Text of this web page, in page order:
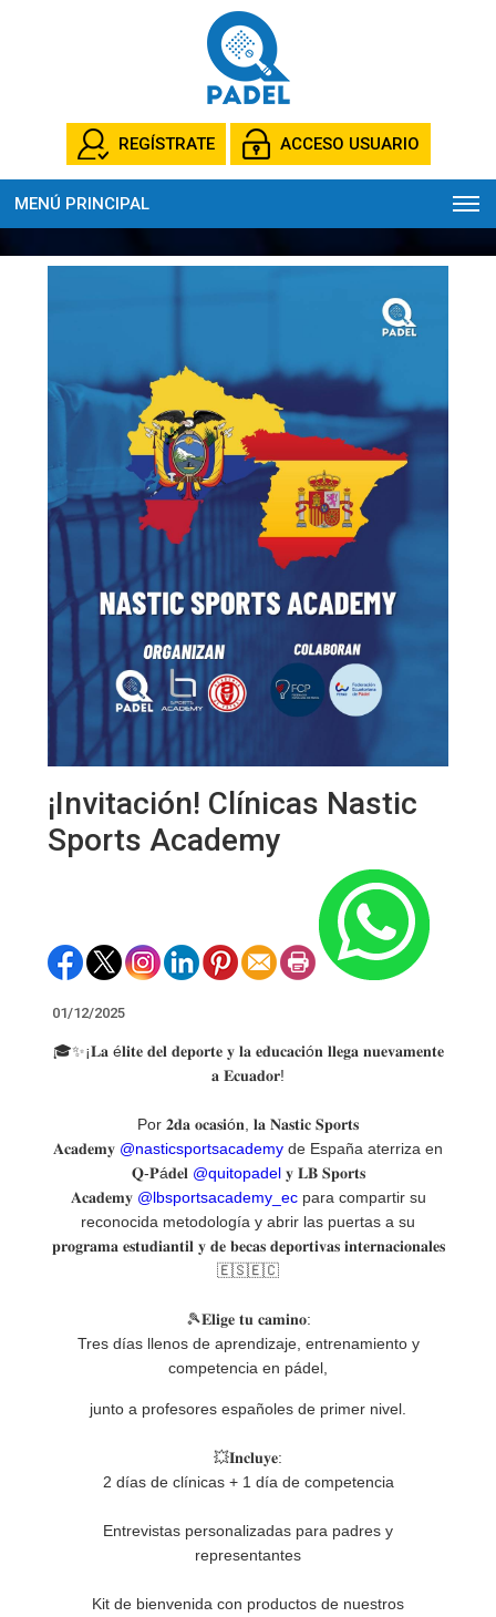
REGÍSTRATE ACCESO USUARIO
MENÚ PRINCIPAL
¡Invitación! Clínicas Nastic
Sports Academy
01/12/2025
🎓✨¡𝐋𝐚 é𝐥𝐢𝐭𝐞 𝐝𝐞𝐥 𝐝𝐞𝐩𝐨𝐫𝐭𝐞 𝐲 𝐥𝐚 𝐞𝐝𝐮𝐜𝐚𝐜𝐢ó𝐧 𝐥𝐥𝐞𝐠𝐚 𝐧𝐮𝐞𝐯𝐚𝐦𝐞𝐧𝐭𝐞
𝐚 𝐄𝐜𝐮𝐚𝐝𝐨𝐫!
Por 𝟐𝐝𝐚 𝐨𝐜𝐚𝐬𝐢ó𝐧, 𝐥𝐚 𝐍𝐚𝐬𝐭𝐢𝐜 𝐒𝐩𝐨𝐫𝐭𝐬
𝐀𝐜𝐚𝐝𝐞𝐦𝐲 @nasticsportsacademy de España aterriza en
𝐐-𝐏á𝐝𝐞𝐥 @quitopadel𝐲 𝐋𝐁 𝐒𝐩𝐨𝐫𝐭𝐬
𝐀𝐜𝐚𝐝𝐞𝐦𝐲 @lbsportsacademy_ecpara compartir su
reconocida metodología y abrir las puertas a su
𝐩𝐫𝐨𝐠𝐫𝐚𝐦𝐚 𝐞𝐬𝐭𝐮𝐝𝐢𝐚𝐧𝐭𝐢𝐥 𝐲 𝐝𝐞 𝐛𝐞𝐜𝐚𝐬 𝐝𝐞𝐩𝐨𝐫𝐭𝐢𝐯𝐚𝐬 𝐢𝐧𝐭𝐞𝐫𝐧𝐚𝐜𝐢𝐨𝐧𝐚𝐥𝐞𝐬
🇪🇸🇪🇨
🎾𝐄𝐥𝐢𝐠𝐞 𝐭𝐮 𝐜𝐚𝐦𝐢𝐧𝐨:
Tres días llenos de aprendizaje, entrenamiento y
competencia en pádel,
junto a profesores españoles de primer nivel.
💥𝐈𝐧𝐜𝐥𝐮𝐲𝐞:
2 días de clínicas + 1 día de competencia
Entrevistas personalizadas para padres y
representantes
Kit de bienvenida con productos de nuestros